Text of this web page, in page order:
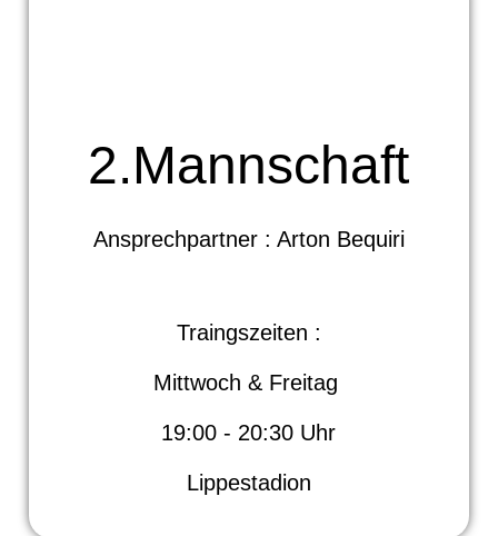
2.Mannschaft
Ansprechpartner : Arton Bequiri
Traingszeiten :
Mittwoch & Freitag
19:00 - 20:30 Uhr
Lippestadion